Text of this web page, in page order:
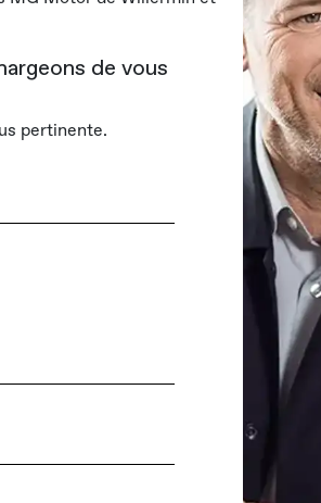
de vous
pertinente.